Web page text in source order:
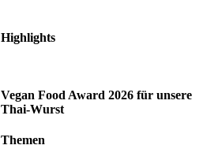
Highlights
Vegan Food Award 2026 für unsere
Thai-Wurst
Themen